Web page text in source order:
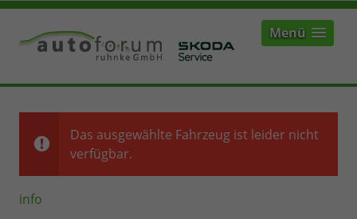
Menü
Das ausgewählte Fahrzeug ist leider nicht
verfügbar.
info